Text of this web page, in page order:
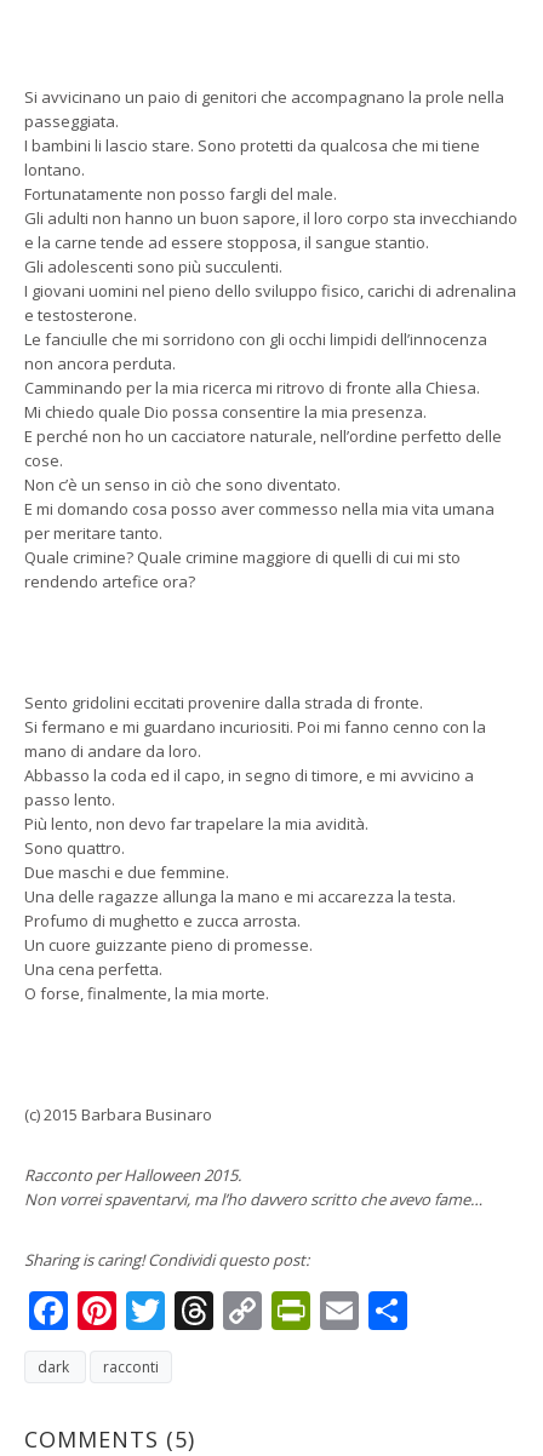
Si avvicinano un paio di genitori che accompagnano la prole nella
passeggiata.
I bambini li lascio stare. Sono protetti da qualcosa che mi tiene
lontano.
Fortunatamente non posso fargli del male.
Gli adulti non hanno un buon sapore, il loro corpo sta invecchiando
e la carne tende ad essere stopposa, il sangue stantio.
Gli adolescenti sono più succulenti.
I giovani uomini nel pieno dello sviluppo fisico, carichi di adrenalina
e testosterone.
Le fanciulle che mi sorridono con gli occhi limpidi dell’innocenza
non ancora perduta.
Camminando per la mia ricerca mi ritrovo di fronte alla Chiesa.
Mi chiedo quale Dio possa consentire la mia presenza.
E perché non ho un cacciatore naturale, nell’ordine perfetto delle
cose.
Non c’è un senso in ciò che sono diventato.
E mi domando cosa posso aver commesso nella mia vita umana
per meritare tanto.
Quale crimine? Quale crimine maggiore di quelli di cui mi sto
rendendo artefice ora?
Sento gridolini eccitati provenire dalla strada di fronte.
Si fermano e mi guardano incuriositi. Poi mi fanno cenno con la
mano di andare da loro.
Abbasso la coda ed il capo, in segno di timore, e mi avvicino a
passo lento.
Più lento, non devo far trapelare la mia avidità.
Sono quattro.
Due maschi e due femmine.
Una delle ragazze allunga la mano e mi accarezza la testa.
Profumo di mughetto e zucca arrosta.
Un cuore guizzante pieno di promesse.
Una cena perfetta.
O forse, finalmente, la mia morte.
(c) 2015 Barbara Businaro
Racconto per Halloween 2015.
Non vorrei spaventarvi, ma l’ho davvero scritto che avevo fame…
Sharing is caring! Condividi questo post:
Facebook
Pinterest
Twitter
Threads
CopyPrintFriendly
Email
dark racconti
COMMENTS (5)